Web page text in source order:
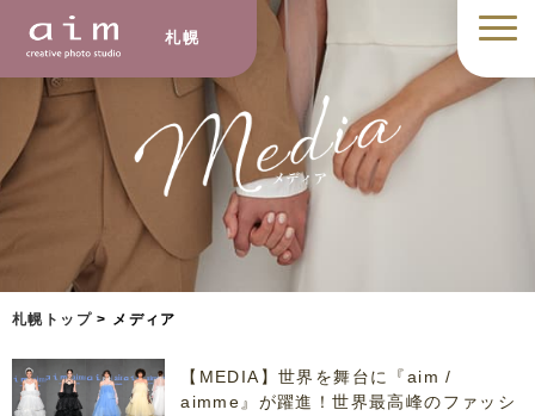
札幌
札幌トップ > メディア
【MEDIA】世界を舞台に『aim /
aimme』が躍進！世界最高峰のファッシ